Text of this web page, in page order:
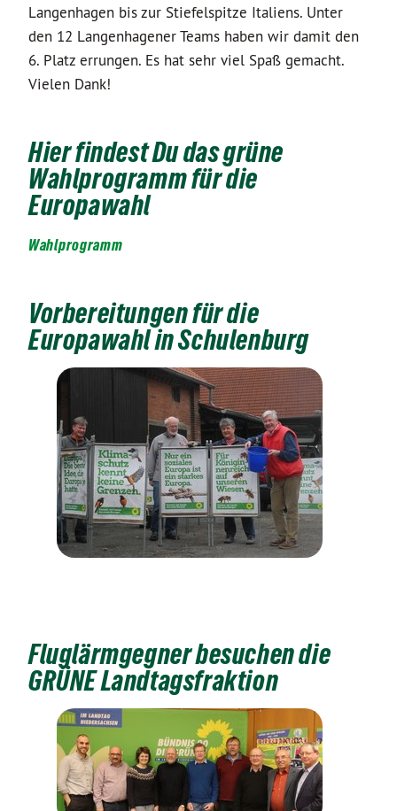
Langenhagen bis zur Stiefelspitze Italiens. Unter
den 12 Langenhagener Teams haben wir damit den
6. Platz errungen. Es hat sehr viel Spaß gemacht.
Vielen Dank!
Hier findest Du das grüne
Wahlprogramm für die
Europawahl
Wahlprogramm
Vorbereitungen für die
Europawahl in Schulenburg
Fluglärmgegner besuchen die
GRÜNE Landtagsfraktion